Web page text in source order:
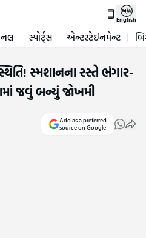
English
સ્પોર્ટ્સ એન્ટરટેઈનમેન્ટ
સ્મશાનના રસ્તે ભંગાર-
જવું બન્યું જોખમી
Add as a preferred
source on Google